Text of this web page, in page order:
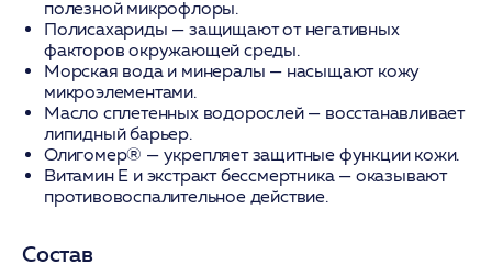
полезной микрофлоры.
Полисахариды — защищают от негативных
факторов окружающей среды.
Морская вода и минералы — насыщают кожу
микроэлементами.
Масло сплетенных водорослей — восстанавливает
липидный барьер.
Олигомер® — укрепляет защитные функции кожи.
Витамин Е и экстракт бессмертника — оказывают
противовоспалительное действие.
Состав